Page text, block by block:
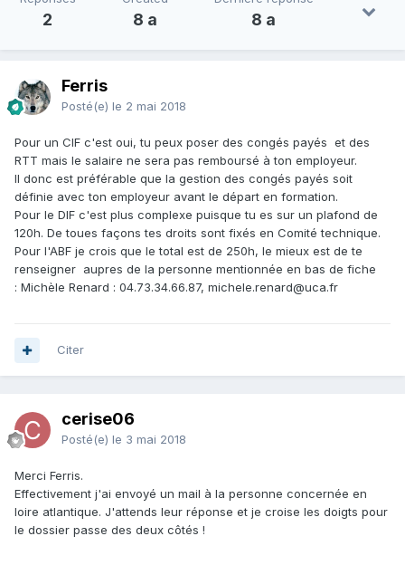
2 8 a 8 a
Ferris
Posté(e) le 2 mai 2018
Pour un CIF c'est oui, tu peux poser des congés payés et des
RTT mais le salaire ne sera pas remboursé à ton employeur.
Il donc est préférable que la gestion des congés payés soit
définie avec ton employeur avant le départ en formation.
Pour le DIF c'est plus complexe puisque tu es sur un plafond de
120h. De toues façons tes droits sont fixés en Comité technique.
Pour l'ABF je crois que le total est de 250h, le mieux est de te
renseigner aupres de la personne mentionnée en bas de fiche
: Michèle Renard : 04.73.34.66.87, michele.renard@uca.fr
Citer
cerise06
Posté(e) le 3 mai 2018
Merci Ferris.
Effectivement j'ai envoyé un mail à la personne concernée en
loire atlantique. J'attends leur réponse et je croise les doigts pour
le dossier passe des deux côtés !